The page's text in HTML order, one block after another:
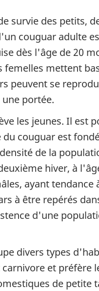
survie des petits,
couguar adulte
dès l'âge de 20
mettent
peuvent se
portée.
les jeunes. Il est
couguar est
de la
hiver, à
ayant tendance
à être repérés
d'une
divers types
et préfère
de petite